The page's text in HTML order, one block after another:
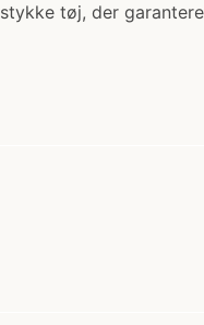
tøj, der